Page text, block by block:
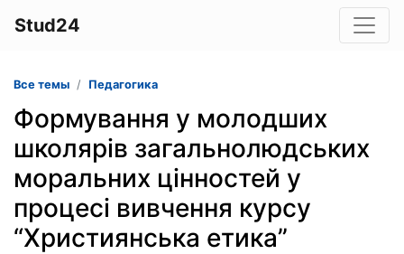
Stud24
Все темы Педагогика
Формування у молодших
школярів загальнолюдських
моральних цінностей у
процесі вивчення курсу
“Християнська етика”